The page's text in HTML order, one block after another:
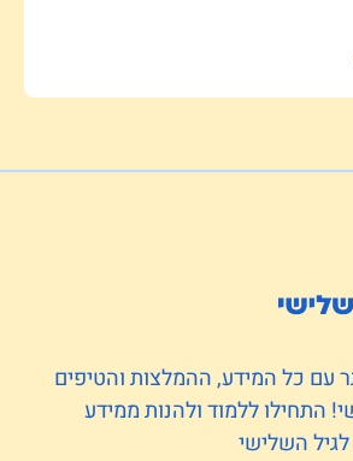
עם כל המידע, ההמלצות והטיפים
התחילו ללמוד ולהנות ממידע
השלישי